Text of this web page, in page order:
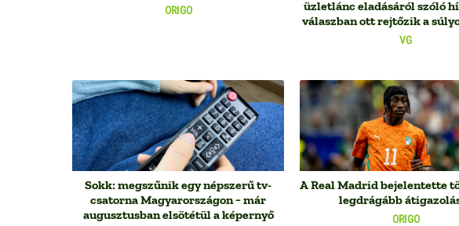
ORIGO
VG
üzletlánc eladásáról szóló
válaszban ott rejtőzik a
Sokk: megszűnik egy népszerű tv-
csatorna Magyarországon − már
augusztusban elsötétül a képernyő
ORIGO
A Real Madrid bejelentette
legdrágább